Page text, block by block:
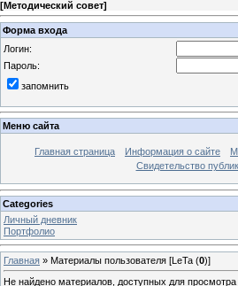
[Методический совет]
Форма входа
Логин:
Пароль:
запомнить
Меню сайта
Главная страница Информация о сайте
Свидетельство
Categories
Личный дневник
Портфолио
Главная » Материалы пользователя [LeTa (0)]
Не найдено материалов, доступных для просмотра